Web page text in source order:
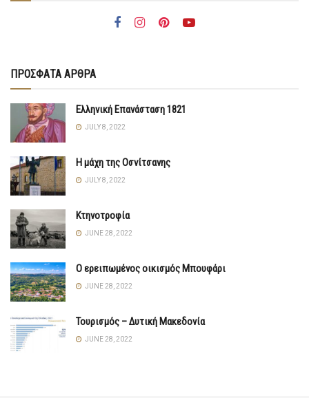
ΠΡΟΣΦΑΤΑ ΑΡΘΡΑ
Ελληνική Επανάσταση 1821
JULY 8, 2022
Η μάχη της Οσνίτσανης
JULY 8, 2022
Κτηνοτροφία
JUNE 28, 2022
Ο ερειπωμένος οικισμός Μπουφάρι
JUNE 28, 2022
Τουρισμός – Δυτική Μακεδονία
JUNE 28, 2022